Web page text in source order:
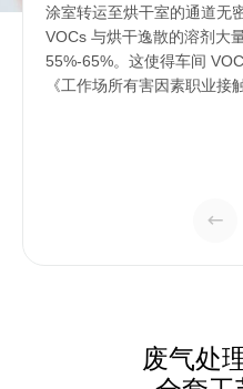
涂室转运至烘干室的通道无
VOCs 与烘干逸散的溶剂大
55%-65%。这使得车间
《工作场所有害因素职业接
废气处